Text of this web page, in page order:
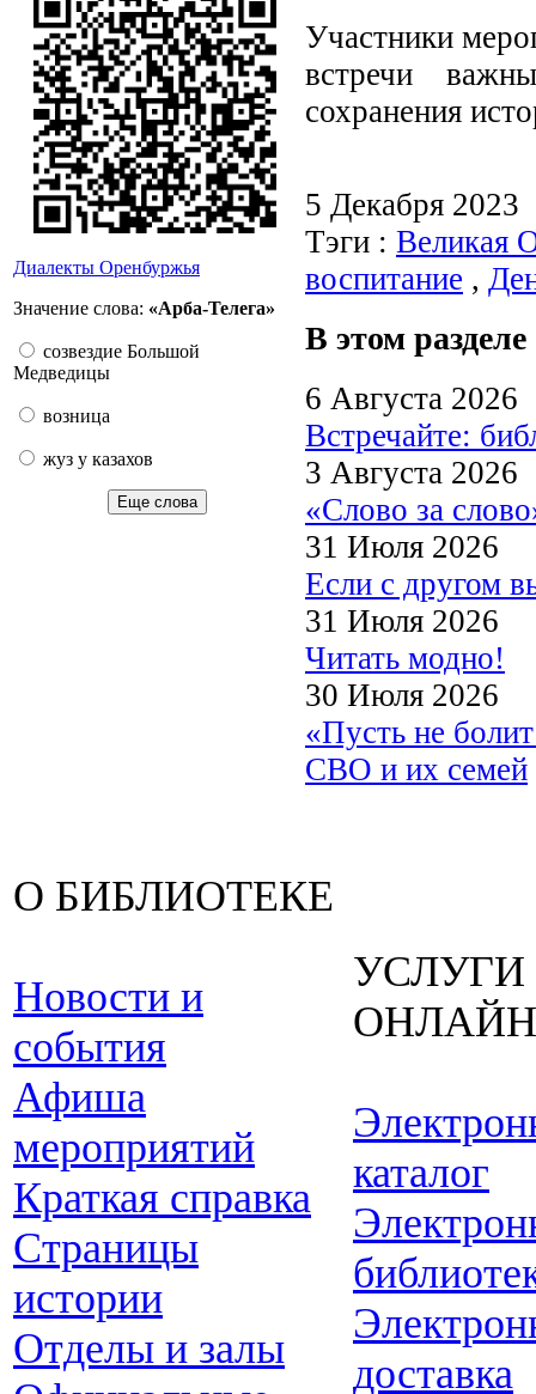
Диалекты Оренбуржья
Значение слова: «Арба-Телега»
созвездие Большой
Медведицы
возница
жуз у казахов
Еще слова
Участники
встречи
сохранения
5 Декабря
Тэги : Великая
воспитание ,
В этом разделе
6 Августа 2026
Встречайте:
3 Августа 2026
«Слово за
31 Июля 2026
Если с другом
31 Июля 2026
Читать модно!
30 Июля 2026
«Пусть не
СВО и их семей
О БИБЛИОТЕКЕ
Новости и
события
Афиша
мероприятий
Краткая справка
Страницы
истории
Отделы и залы
УСЛУГИ
ОНЛАЙН
каталог
доставка